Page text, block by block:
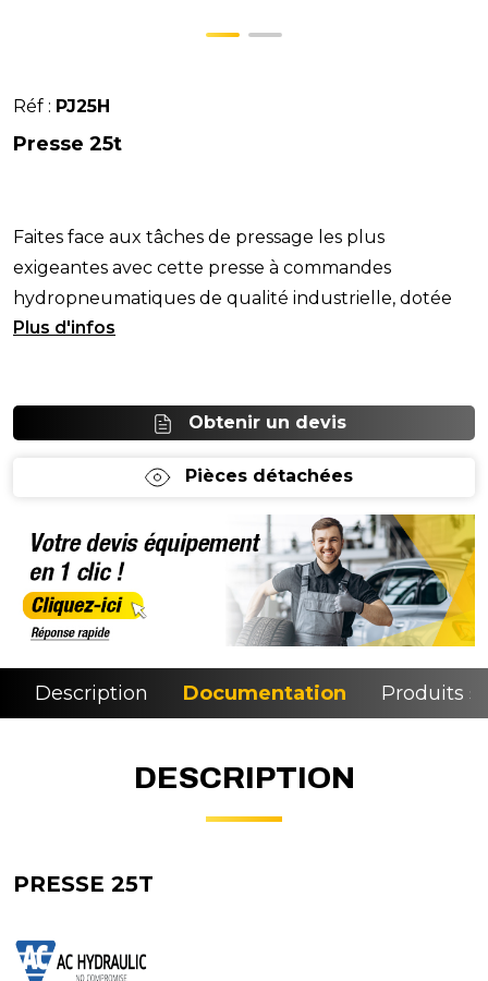
Réf : PJ25H
Presse 25t
Faites face aux tâches de pressage les plus
exigeantes avec cette presse à commandes
hydropneumatiques de qualité industrielle, dotée
d'une capacité
Obtenir un devis
Pièces détachées
Description Documentation Produits
DESCRIPTION
PRESSE 25T